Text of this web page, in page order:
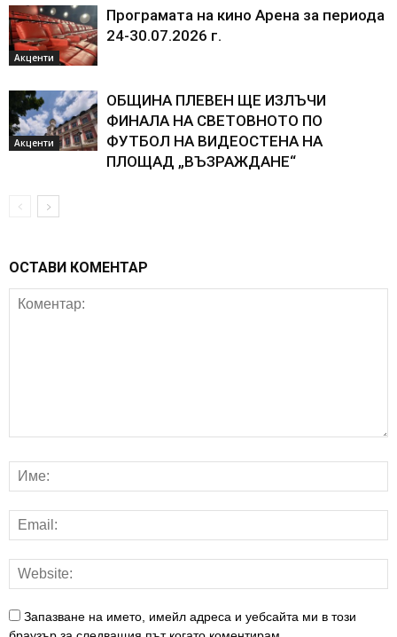
Акценти
Програмата на кино Арена за периода
24-30.07.2026 г.
Акценти
ОБЩИНА ПЛЕВЕН ЩЕ ИЗЛЪЧИ
ФИНАЛА НА СВЕТОВНОТО ПО
ФУТБОЛ НА ВИДЕОСТЕНА НА
ПЛОЩАД „ВЪЗРАЖДАНЕ“
ОСТАВИ КОМЕНТАР
Запазване на името, имейл адреса и уебсайта ми в този